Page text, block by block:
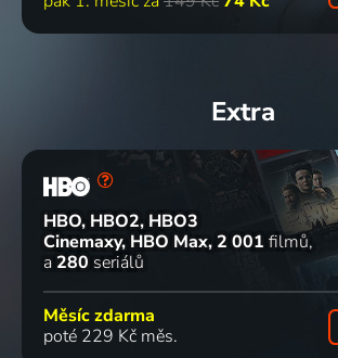
Extra
HBO, HBO2, HBO3
Cinemaxy, HBO Max 2 001 filmů
a 280 seriálů
Měsíc zdarma
poté 229 Kč měs.